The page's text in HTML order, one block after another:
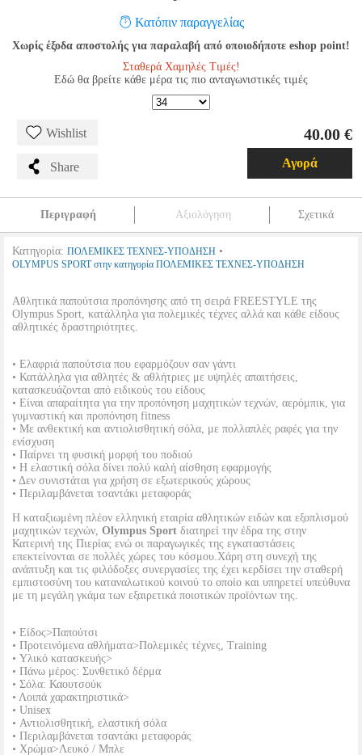
Κατόπιν παραγγελίας
Χωρίς έξοδα αποστολής για παραλαβή από οποιοδήποτε eshop point!
Σταθερά Χαμηλές Τιμές!
Εδώ θα βρείτε κάθε μέρα τις πιο ανταγωνιστικές τιμές
Wishlist
Share
40.00 €
Αγορά
Περιγραφή Αξιολόγηση Σχετικά
Κατηγορία: ΠΟΛΕΜΙΚΕΣ ΤΕΧΝΕΣ-ΥΠΟΔΗΣΗ •
OLYMPUS SPORT στην κατηγορία ΠΟΛΕΜΙΚΕΣ ΤΕΧΝΕΣ-ΥΠΟΔΗΣΗ
Αθλητικά παπούτσια προπόνησης από τη σειρά FREESTYLE της
Olympus Sport, κατάλληλα για πολεμικές τέχνες αλλά και κάθε είδους
αθλητικές δραστηριότητες.
• Ελαφριά παπούτσια που εφαρμόζουν σαν γάντι
• Κατάλληλα για αθλητές & αθλήτριες με υψηλές απαιτήσεις,
κατασκευάζονται από ειδικούς του είδους
• Είναι απαραίτητα για την προπόνηση μαχητικών τεχνών, αερόμπικ, για
γυμναστική και προπόνηση fitness
• Με ανθεκτική και αντιολισθητική σόλα, με πολλαπλές ραφές για την
ενίσχυση
• Παίρνει τη φυσική μορφή του ποδιού
• Η ελαστική σόλα δίνει πολύ καλή αίσθηση εφαρμογής
• Δεν συνιστάται για χρήση σε εξωτερικούς χώρους
• Περιλαμβάνεται τσαντάκι μεταφοράς
Η καταξιωμένη πλέον ελληνική εταιρία αθλητικών ειδών και εξοπλισμού
μαχητικών τεχνών, Olympus Sport διατηρεί την έδρα της στην
Κατερινή της Πιερίας ενώ οι παραγωγικές της εγκαταστάσεις
επεκτείνονται σε πολλές χώρες του κόσμου.Χάρη στη συνεχή της
ανάπτυξη και τις φιλόδοξες συνεργασίες της έχει κερδίσει την σταθερή
εμπιστοσύνη του καταναλωτικού κοινού το οποίο και υπηρετεί υπεύθυνα
με τη μεγάλη γκάμα των εξαιρετικά ποιοτικών προϊόντων της.
• Είδος>Παπούτσι
• Προτεινόμενα αθλήματα>Πολεμικές τέχνες, Training
• Υλικό κατασκευής>
• Πάνω μέρος: Συνθετικό δέρμα
• Σόλα: Καουτσούκ
• Λοιπά χαρακτηριστικά>
• Unisex
• Αντιολισθητική, ελαστική σόλα
• Περιλαμβάνεται τσαντάκι μεταφοράς
• Χρώμα>Λευκό / Μπλε